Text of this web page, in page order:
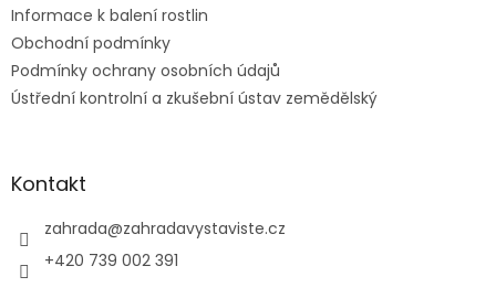
Informace k balení rostlin
Obchodní podmínky
Podmínky ochrany osobních údajů
Ústřední kontrolní a zkušební ústav zemědělský
Kontakt
zahrada@zahradavystaviste.cz
+420 739 002 391